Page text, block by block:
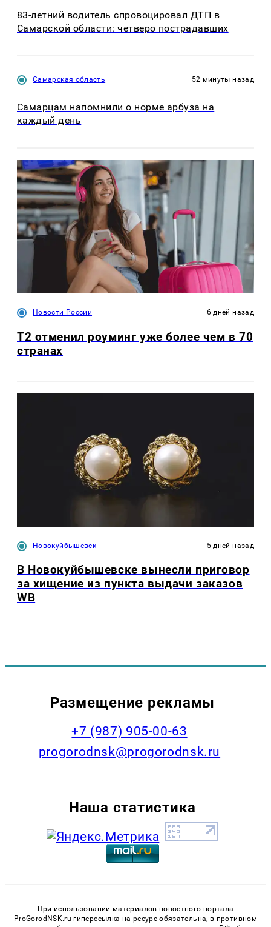
83-летний водитель спровоцировал ДТП в
Самарской области: четверо пострадавших
Самарская область 52 минуты назад
Самарцам напомнили о норме арбуза на
каждый день
Новости России 6 дней назад
Т2 отменил роуминг уже более чем в 70
странах
Новокуйбышевск 5 дней назад
В Новокуйбышевске вынесли приговор
за хищение из пункта выдачи заказов
WB
Размещение рекламы
+7 (987) 905-00-63
progorodnsk@progorodnsk.ru
Наша статистика
При использовании материалов новостного портала
ProGorodNSK.ru гиперссылка на ресурс обязательна, в противном